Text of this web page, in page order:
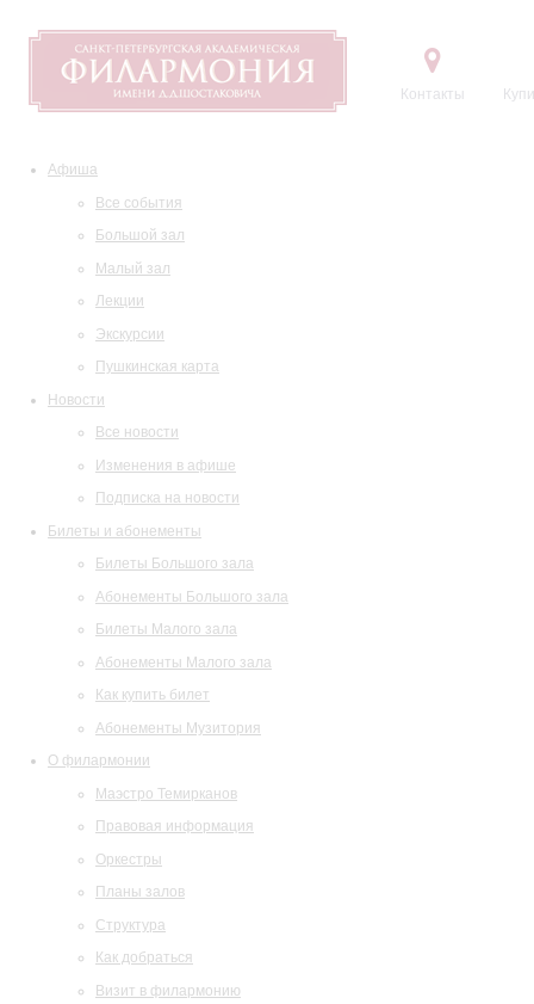
Контакты
Афиша
Все события
Большой зал
Малый зал
Лекции
Экскурсии
Пушкинская карта
Новости
Все новости
Изменения в афише
Подписка на новости
Билеты и абонементы
Билеты Большого зала
Абонементы Большого зала
Билеты Малого зала
Абонементы Малого зала
Как купить билет
Абонементы Музитория
О филармонии
Маэстро Темирканов
Правовая информация
Оркестры
Планы залов
Структура
Как добраться
Визит в филармонию